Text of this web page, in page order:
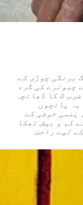
برنگی چوڑی کے
چبوترے کی گرد
آلود ٹائلوں پر ہاتھ سے رنگا ۵ ضرب ۵ کا ڈھانچہ
یہ پانچوں
ہنسی خوشی کے
کم و بیش تھکا
لیے راحت